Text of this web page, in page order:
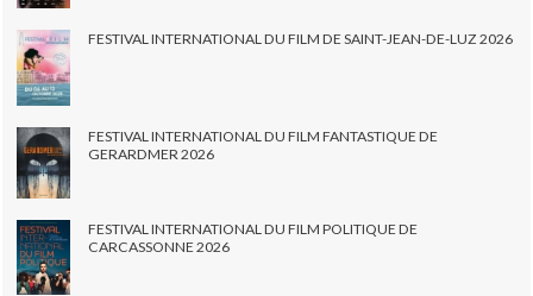
FESTIVAL INTERNATIONAL DU FILM DE SAINT-JEAN-DE-LUZ 2026
FESTIVAL INTERNATIONAL DU FILM FANTASTIQUE DE
GERARDMER 2026
FESTIVAL INTERNATIONAL DU FILM POLITIQUE DE
CARCASSONNE 2026